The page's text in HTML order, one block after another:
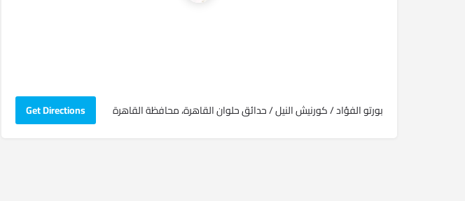
بورتو الفؤاد / كورنيش النيل / حدائق حلوان ‏القاهرة‏، ‏محافظة القاهرة‏ Get Directions